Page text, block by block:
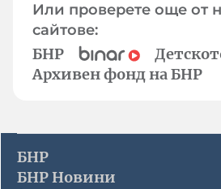
Или проверете още от
сайтове:
БНР
Архивен фонд на БНР
БНР
БНР Новини